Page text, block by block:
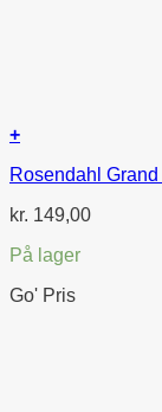
+
Rosendahl
kr. 149,00
På lager
Go' Pris